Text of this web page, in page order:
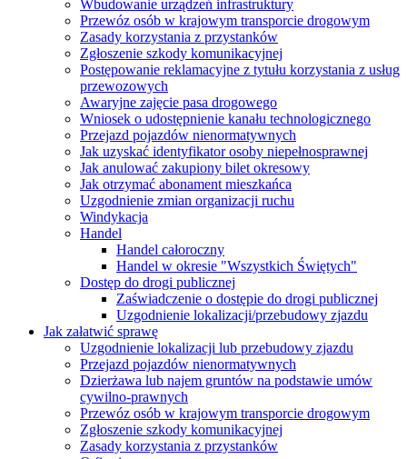
Wbudowanie urządzeń infrastruktury
Przewóz osób w krajowym transporcie drogowym
Zasady korzystania z przystanków
Zgłoszenie szkody komunikacyjnej
Postępowanie reklamacyjne z tytułu korzystania z usług
przewozowych
Awaryjne zajęcie pasa drogowego
Wniosek o udostępnienie kanału technologicznego
Przejazd pojazdów nienormatywnych
Jak uzyskać identyfikator osoby niepełnosprawnej
Jak anulować zakupiony bilet okresowy
Jak otrzymać abonament mieszkańca
Uzgodnienie zmian organizacji ruchu
Windykacja
Handel
Handel całoroczny
Handel w okresie "Wszystkich Świętych"
Dostęp do drogi publicznej
Zaświadczenie o dostępie do drogi publicznej
Uzgodnienie lokalizacji/przebudowy zjazdu
Jak załatwić sprawę
Uzgodnienie lokalizacji lub przebudowy zjazdu
Przejazd pojazdów nienormatywnych
Dzierżawa lub najem gruntów na podstawie umów
cywilno-prawnych
Przewóz osób w krajowym transporcie drogowym
Zgłoszenie szkody komunikacyjnej
Zasady korzystania z przystanków